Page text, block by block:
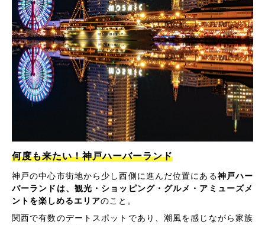
何度も来たい！神戸ハーバーランド
神戸の中心市街地から少し西側に進んだ位置にある神戸ハー
バーランドは、観光・ショッピング・グルメ・アミューズメ
ントを楽しめるエリアのこと。
関西で有数のデートスポットであり、潮風を感じながら家族